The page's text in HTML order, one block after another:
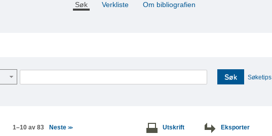
Søk Verkliste Om bibliografien
Søk Søketips
1–10 av 83 Neste>> Utskrift Eksporter